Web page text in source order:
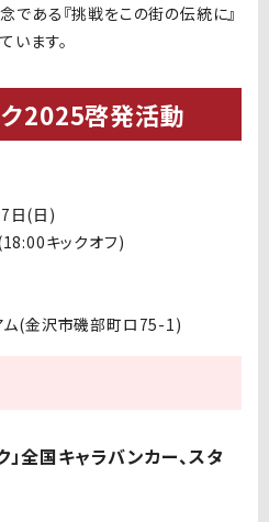
である『挑戦をこの街の伝統に』
います。
2025啓発活動
7 日(日 )
キックオフ)
(金沢市磯部町ロ 75-1)
」全国キャラバンカー、スタ